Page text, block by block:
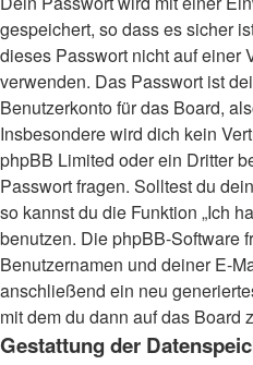
gespeichert, so dass es sicher
dieses Passwort nicht auf einer
verwenden. Das Passwort ist
Benutzerkonto für das Board,
Insbesondere wird dich kein
phpBB Limited oder ein Dritter
Passwort fragen. Solltest du
so kannst du die Funktion „Ich
benutzen. Die phpBB-Software
Benutzernamen und deiner E-
anschließend ein neu
mit dem du dann auf das Board
Gestattung der